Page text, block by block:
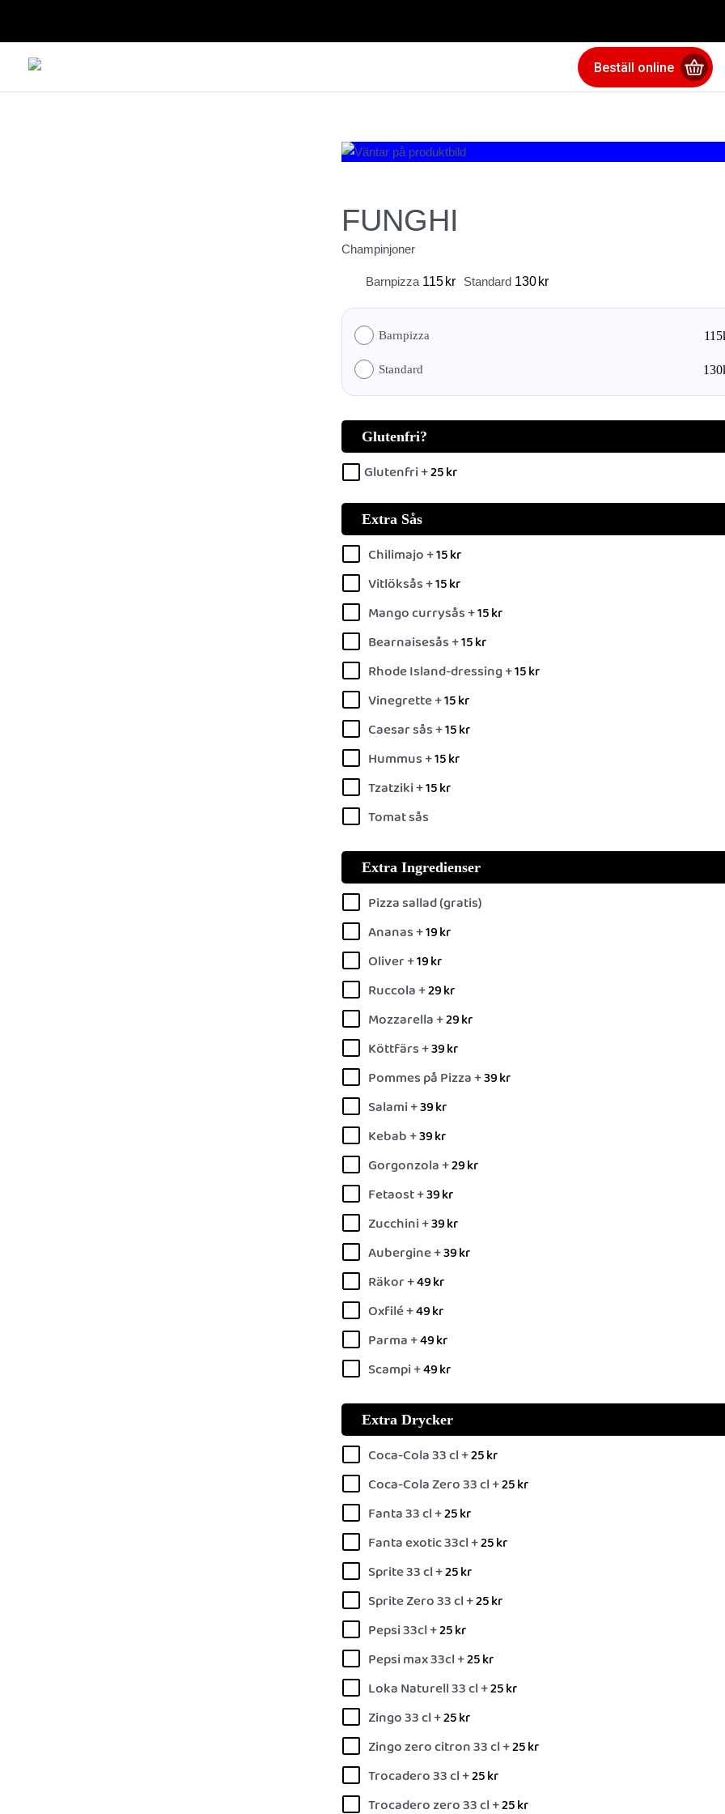
Beställ online
FUNGHI
Champinjoner
Barnpizza 115 kr Standard 130 kr
Barnpizza 115
Standard 130
Glutenfri?
Glutenfri +25kr
Extra Sås
Chilimajo +15kr
Vitlöksås +15kr
Mango currysås +15kr
Bearnaisesås +15kr
Rhode Island-dressing +15kr
Vinegrette +15kr
Caesar sås +15kr
Hummus +15kr
Tzatziki +15kr
Tomat sås
Extra Ingredienser
Pizza sallad (gratis)
Ananas +19kr
Oliver +19kr
Ruccola +29kr
Mozzarella +29kr
Köttfärs +39kr
Pommes på Pizza +39kr
Salami +39kr
Kebab +39kr
Gorgonzola +29kr
Fetaost +39kr
Zucchini +39kr
Aubergine +39kr
Räkor +49kr
Oxfilé +49kr
Parma +49kr
Scampi +49kr
Extra Drycker
Coca-Cola 33 cl +25kr
Coca-Cola Zero 33 cl +25kr
Fanta 33 cl +25kr
Fanta exotic 33cl +25kr
Sprite 33 cl +25kr
Sprite Zero 33 cl +25kr
Pepsi 33cl +25kr
Pepsi max 33cl +25kr
Loka Naturell 33 cl +25kr
Zingo 33 cl +25kr
Zingo zero citron 33 cl +25kr
Trocadero 33 cl +25kr
Trocadero zero 33 cl +25kr